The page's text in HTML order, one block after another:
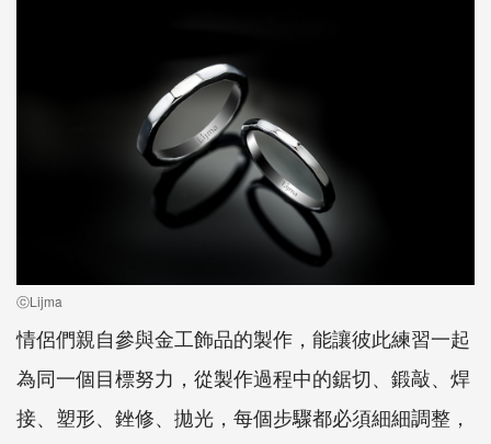
ⓒLijma
情侶們親自參與金工飾品的製作，能讓彼此練習一起
為同一個目標努力，從製作過程中的鋸切、鍛敲、焊
接、塑形、銼修、拋光，每個步驟都必須細細調整，